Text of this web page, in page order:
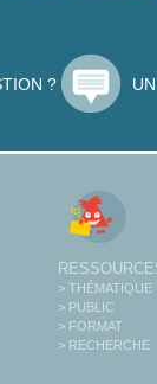
?
> THÉMATIQUE
> PUBLIC
> FORMAT
> RECHERCHE